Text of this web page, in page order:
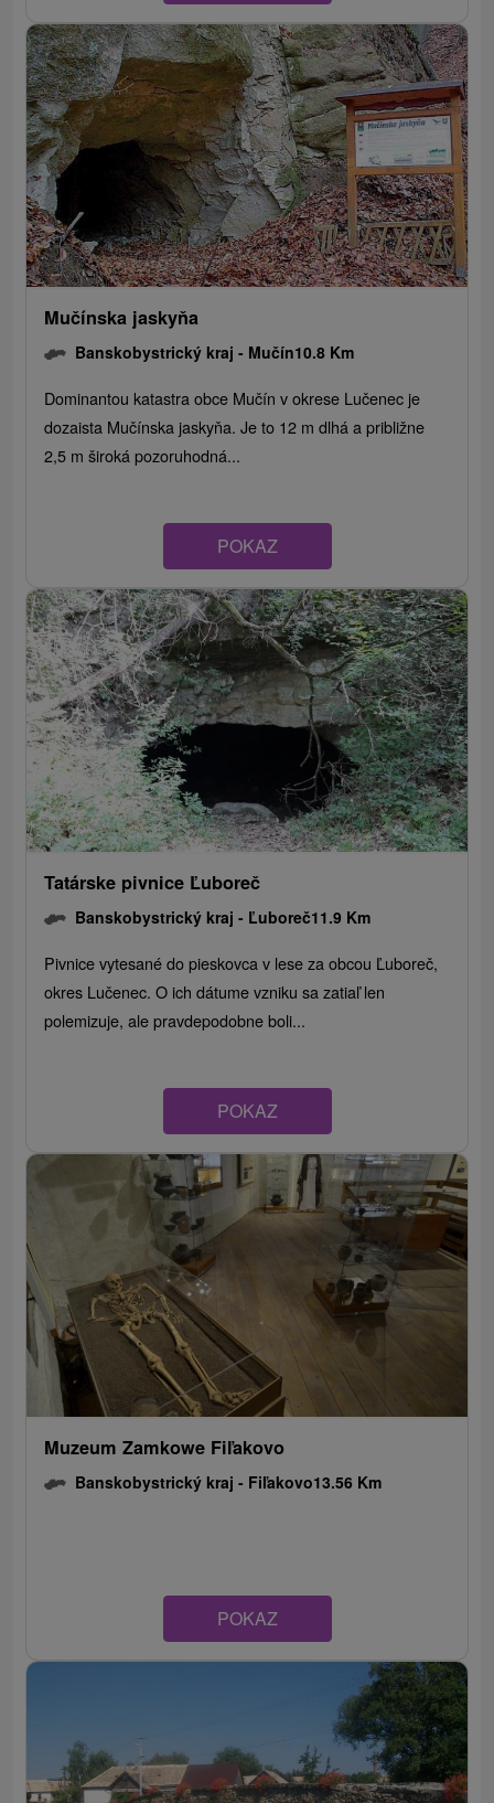
Mučínska jaskyňa
Banskobystrický kraj - Mučín10.8 Km
Dominantou katastra obce Mučín v okrese Lučenec je
dozaista Mučínska jaskyňa. Je to 12 m dlhá a približne
2,5 m široká pozoruhodná...
POKAZ
Tatárske pivnice Ľuboreč
Banskobystrický kraj - Ľuboreč11.9 Km
Pivnice vytesané do pieskovca v lese za obcou Ľuboreč,
okres Lučenec. O ich dátume vzniku sa zatiaľ len
polemizuje, ale pravdepodobne boli...
POKAZ
Muzeum Zamkowe Fiľakovo
Banskobystrický kraj - Fiľakovo13.56 Km
POKAZ